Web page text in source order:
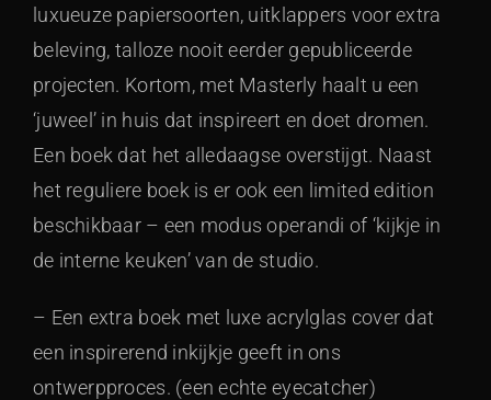
luxueuze papiersoorten, uitklappers voor extra
beleving, talloze nooit eerder gepubliceerde
projecten. Kortom, met Masterly haalt u een
‘juweel’ in huis dat inspireert en doet dromen.
Een boek dat het alledaagse overstijgt. Naast
het reguliere boek is er ook een limited edition
beschikbaar – een modus operandi of ‘kijkje in
de interne keuken’ van de studio.
– Een extra boek met luxe acrylglas cover dat
een inspirerend inkijkje geeft in ons
ontwerpproces. (een echte eyecatcher)